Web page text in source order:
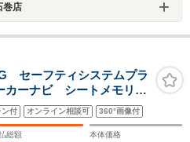
巻店
セーフティシステムプラ
ーナビ シートメモリ
ロッサツートーンシート
フティセンス BSM
ン付 オンライン相談可 360°画像付
総額 本体価格